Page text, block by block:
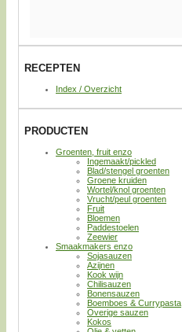
RECEPTEN
Index / Overzicht
PRODUCTEN
Groenten, fruit enzo
Ingemaakt/pickled
Blad/stengel groenten
Groene kruiden
Wortel/knol groenten
Vrucht/peul groenten
Fruit
Bloemen
Paddestoelen
Zeewier
Smaakmakers enzo
Sojasauzen
Azijnen
Kook wijn
Chilisauzen
Bonensauzen
Boemboes & Currypasta
Overige sauzen
Kokos